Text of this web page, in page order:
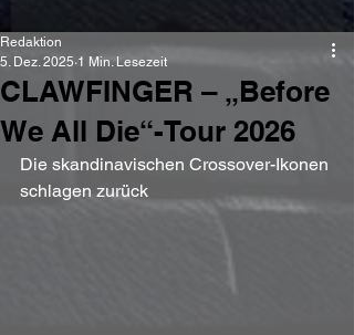
CLAWFINGER – „Before
We All Die“-Tour 2026
Redaktion
5. Dez. 2025 1 Min. Lesezeit
Die skandinavischen Crossover-Ikonen
schlagen zurück